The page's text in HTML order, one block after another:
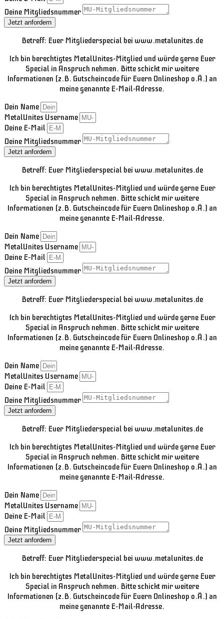
Deine Mitgliedsnummer
Jetzt anfordern
Betreff: Euer Mitgliederspecial bei www.metalunites.de
Ich bin berechtigtes MetalUnites-Mitglied und würde gerne Euer
Special in Anspruch nehmen. Bitte schickt mir weitere
Informationen (z.B. Gutscheincode für Euern Onlineshop o.Ä.) an
meine genannte E-Mail-Adresse.
Dein Name
MetalUnites Username
Deine E-Mail
Deine Mitgliedsnummer
Jetzt anfordern
Betreff: Euer Mitgliederspecial bei www.metalunites.de
Ich bin berechtigtes MetalUnites-Mitglied und würde gerne Euer
Special in Anspruch nehmen. Bitte schickt mir weitere
Informationen (z.B. Gutscheincode für Euern Onlineshop o.Ä.) an
meine genannte E-Mail-Adresse.
Dein Name
MetalUnites Username
Deine E-Mail
Deine Mitgliedsnummer
Jetzt anfordern
Betreff: Euer Mitgliederspecial bei www.metalunites.de
Ich bin berechtigtes MetalUnites-Mitglied und würde gerne Euer
Special in Anspruch nehmen. Bitte schickt mir weitere
Informationen (z.B. Gutscheincode für Euern Onlineshop o.Ä.) an
meine genannte E-Mail-Adresse.
Dein Name
MetalUnites Username
Deine E-Mail
Deine Mitgliedsnummer
Jetzt anfordern
Betreff: Euer Mitgliederspecial bei www.metalunites.de
Ich bin berechtigtes MetalUnites-Mitglied und würde gerne Euer
Special in Anspruch nehmen. Bitte schickt mir weitere
Informationen (z.B. Gutscheincode für Euern Onlineshop o.Ä.) an
meine genannte E-Mail-Adresse.
Dein Name
MetalUnites Username
Deine E-Mail
Deine Mitgliedsnummer
Jetzt anfordern
Betreff: Euer Mitgliederspecial bei www.metalunites.de
Ich bin berechtigtes MetalUnites-Mitglied und würde gerne Euer
Special in Anspruch nehmen. Bitte schickt mir weitere
Informationen (z.B. Gutscheincode für Euern Onlineshop o.Ä.) an
meine genannte E-Mail-Adresse.